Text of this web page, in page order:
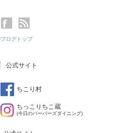
ログトップ
公式サイト
ちこり村
ちっこりちこ蔵
(今日のバーバーズダイニング)